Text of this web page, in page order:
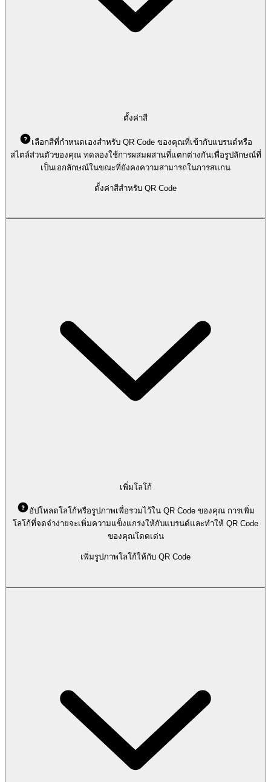
ตั้งค่าสี
เลือกสีที่กำหนดเองสำหรับ QR Code ของคุณที่เข้ากับแบรนด์หรือ
สไตล์ส่วนตัวของคุณ ทดลองใช้การผสมผสานที่แตกต่างกันเพื่อรูปลักษณ์ที่
เป็นเอกลักษณ์ในขณะที่ยังคงความสามารถในการสแกน
ตั้งค่าสีสำหรับ QR Code
เพิ่มโลโก้
อัปโหลดโลโก้หรือรูปภาพเพื่อรวมไว้ใน QR Code ของคุณ การเพิ่ม
โลโก้ที่จดจำง่ายจะเพิ่มความแข็งแกร่งให้กับแบรนด์และทำให้ QR Code
ของคุณโดดเด่น
เพิ่มรูปภาพโลโก้ให้กับ QR Code